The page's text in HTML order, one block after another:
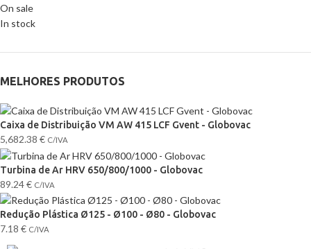
On sale
In stock
MELHORES PRODUTOS
Caixa de Distribuição VM AW 415 LCF Gvent - Globovac
5,682.38 € C/IVA
Turbina de Ar HRV 650/800/1000 - Globovac
89.24€ C/IVA
Redução Plástica Ø125 - Ø100 - Ø80 - Globovac
7.18 € C/IVA